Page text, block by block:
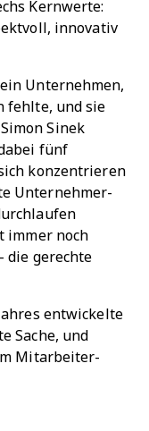
Kernwerte:
innovativ
Unternehmen,
fehlte, und sie
Sinek
fünf
konzentrieren
Unternehmer-
immer noch
die gerechte
entwickelte
Sache, und
Mitarbeiter-